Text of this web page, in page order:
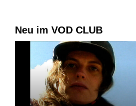
Neu im VOD CLUB